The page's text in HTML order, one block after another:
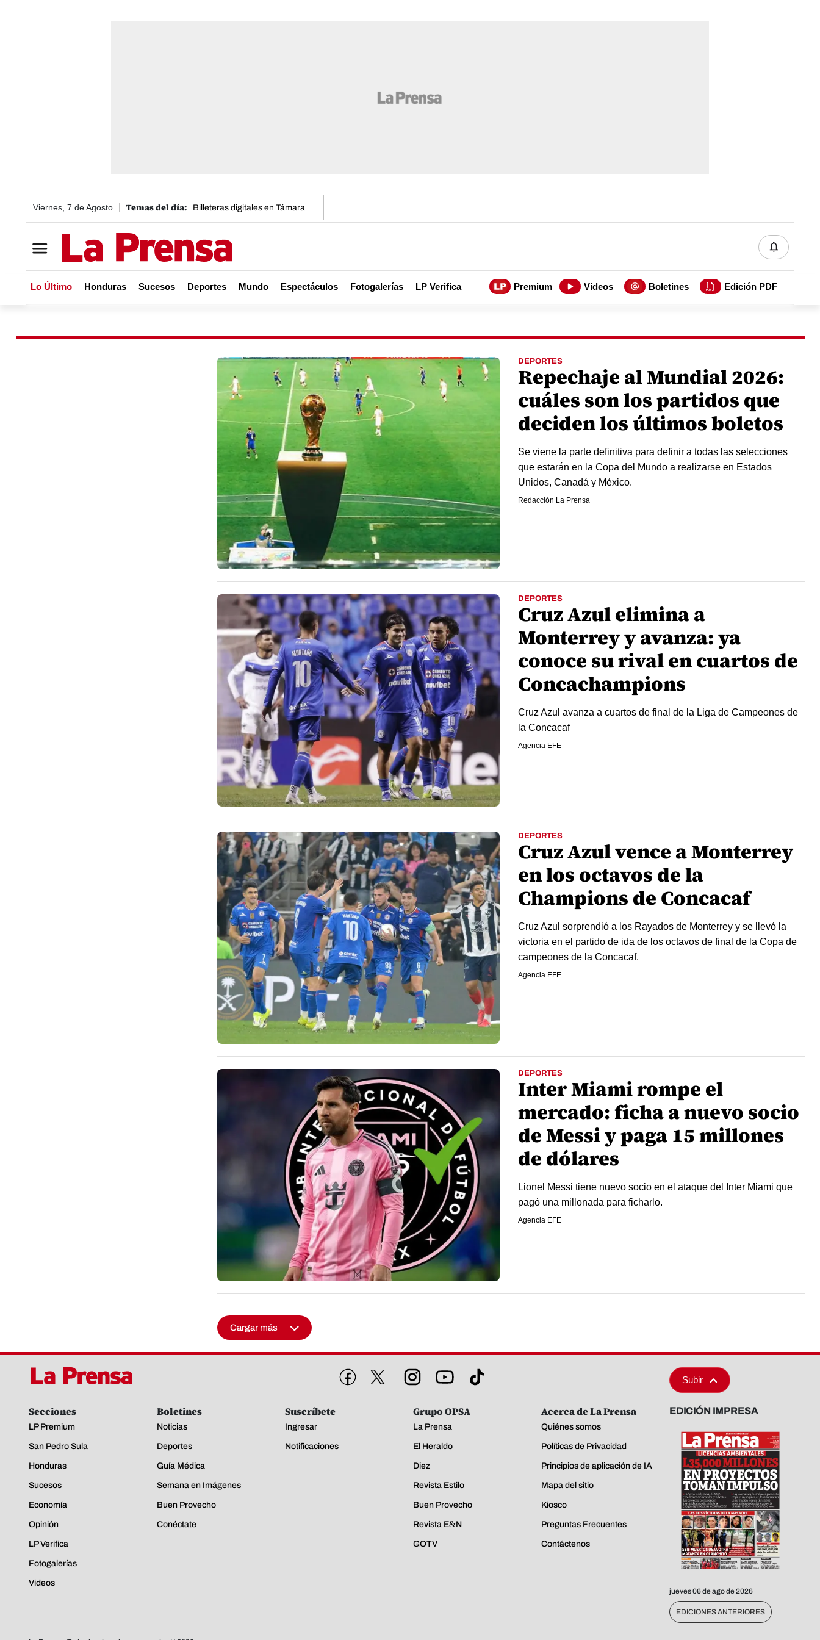
Viernes, 7 de Agosto Billeteras digitales en Támara
Lo Último Honduras Sucesos Deportes Mundo Espectáculos Fotogalerías LP Verifica Premium Videos Boletines Edición PDF
DEPORTES
Repechaje al Mundial 2026:
cuáles son los partidos que
deciden los últimos boletos
Se viene la parte definitiva para definir a todas las selecciones
que estarán en la Copa del Mundo a realizarse en Estados
Unidos, Canadá y México.
Redacción La Prensa
DEPORTES
Cruz Azul elimina a
Monterrey y avanza: ya
conoce su rival en cuartos de
Concachampions
Cruz Azul avanza a cuartos de final de la Liga de Campeones de
la Concacaf
Agencia EFE
DEPORTES
Cruz Azul vence a Monterrey
en los octavos de la
Champions de Concacaf
Cruz Azul sorprendió a los Rayados de Monterrey y se llevó la
victoria en el partido de ida de los octavos de final de la Copa de
campeones de la Concacaf.
Agencia EFE
DEPORTES
Inter Miami rompe el
mercado: ficha a nuevo socio
de Messi y paga 15 millones
de dólares
Lionel Messi tiene nuevo socio en el ataque del Inter Miami que
pagó una millonada para ficharlo.
Agencia EFE
Cargar más
Subir
Secciones
LP Premium
San Pedro Sula
Honduras
Sucesos
Economía
Opinión
LP Verifica
Fotogalerías
Videos
Boletines
Noticias
Deportes
Guía Médica
Semana en Imágenes
Buen Provecho
Conéctate
Suscríbete
Ingresar
Notificaciones
Grupo OPSA
La Prensa
El Heraldo
Diez
Revista Estilo
Buen Provecho
Revista E&N
GOTV
Acerca de La Prensa
Quiénes somos
Políticas de Privacidad
Principios de aplicación de IA
Mapa del sitio
Kiosco
Preguntas Frecuentes
Contáctenos
EDICIÓN IMPRESA
jueves 06 de ago de 2026
EDICIONES ANTERIORES